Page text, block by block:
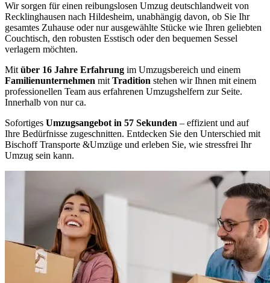
Wir sorgen für einen reibungslosen Umzug deutschlandweit von
Recklinghausen nach Hildesheim, unabhängig davon, ob Sie Ihr
gesamtes Zuhause oder nur ausgewählte Stücke wie Ihren geliebten
Couchtisch, den robusten Esstisch oder den bequemen Sessel
verlagern möchten.
Mit über 16 Jahre Erfahrung im Umzugsbereich und einem
Familienunternehmen mit Tradition stehen wir Ihnen mit einem
professionellen Team aus erfahrenen Umzugshelfern zur Seite.
Innerhalb von nur ca.
Sofortiges Umzugsangebot in 57 Sekunden – effizient und auf
Ihre Bedürfnisse zugeschnitten. Entdecken Sie den Unterschied mit
Bischoff Transporte &Umzüge und erleben Sie, wie stressfrei Ihr
Umzug sein kann.